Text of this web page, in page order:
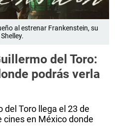
al estrenar Frankenstein, su
del Toro:
podrás verla
del Toro llega el 23 de
cines en México donde